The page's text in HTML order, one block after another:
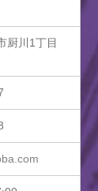
厨川1丁目